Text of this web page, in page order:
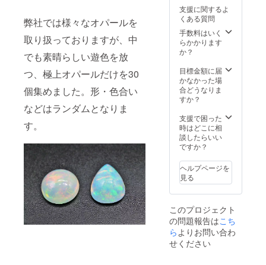
弊社では様々なオパールを
取り扱っておりますが、中
でも素晴らしい遊色を放
つ、極上オパールだけを30
個集めました。形・色合い
などはランダムとなりま
す。
真はサ
ンプル
になり
ます。
どリク
エスト
にはお
ん。 ※
天然石
となり
ますの
ずかに
汚れ等
やイン
クルー
と呼ば
れる内
包物な
どが
入って
支援に関するよ
くある質問
手数料はいく
らかかります
か？
目標金額に届
かなかった場
合どうなりま
すか？
支援で困った
時はどこに相
談したらいい
ですか？
ヘルプページを
見る
このプロジェクト
の問題報告はこち
らよりお問い合わ
せください